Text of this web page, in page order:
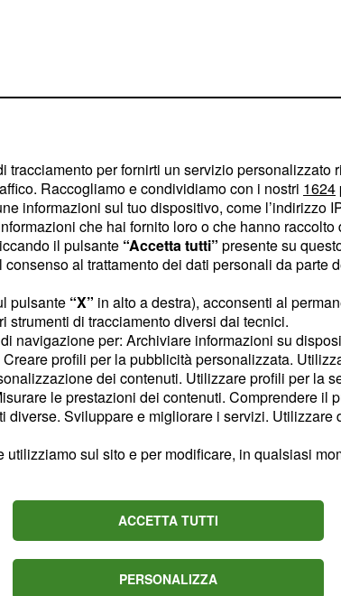
dallo stress
molteplici e la
potrebbe
in più sarà
con il sorriso
degni della
i modi possibilità.
con cura ed
Sarà
attività da fare.
per fornirti un servizio personalizzato
Raccogliamo e condividiamo con i nostri 1624
informazioni sul tuo dispositivo, come l’indirizzo
che hai fornito loro o che hanno
il pulsante “Accetta tutti” presente su
al trattamento dei dati personali da parte
pulsante “X” in alto a destra), acconsenti al
strumenti di tracciamento diversi dai tecnici.
navigazione per: Archiviare informazioni su
profili per la pubblicità personalizzata.
dei contenuti. Utilizzare profili per la
le prestazioni dei contenuti. Comprendere il
diverse. Sviluppare e migliorare i servizi. Utilizzare
sul sito e per modificare, in qualsiasi
ACCETTA TUTTI
PERSONALIZZA